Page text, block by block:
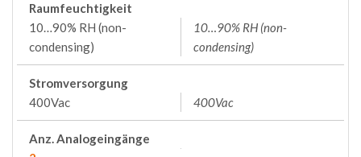
Raumfeuchtigkeit
10…90% RH (non-
condensing)
10…90% RH (non-
condensing)
Stromversorgung
400Vac
400Vac
Anz. Analogeingänge